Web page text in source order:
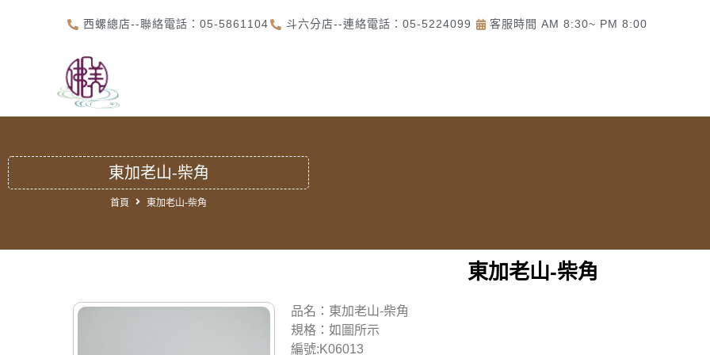
西螺總店--聯絡電話：05-5861104 斗六分店--連絡電話：05-5224099 客服時間 AM 8:30~ PM 8:00
東加老山-柴角
首頁 東加老山-柴角
東加老山-柴角
品名：東加老山-柴角
規格：如圖所示
編號:K06013